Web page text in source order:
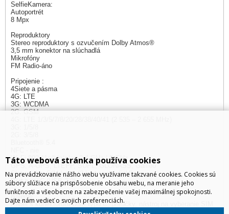
SelfieKamera:
Autoportrét
8 Mpx
Reproduktory
Stereo reproduktory s ozvučením Dolby Atmos®
3,5 mm konektor na slúchadlá
Mikrofóny
FM Radio-áno
Pripojenie :
4Siete a pásma
4G: LTE
3G: WCDMA
2G: GSM
Wi-Fi 802.11a/b/g/n/ac 2,4 GHz | 5 GHz
GPS, A-GPS, LTEPP, SUPL, GLONASS, Galileo
Slot na dve SIM karty (2 karty nano SIM)
Port typu C (USB 2.0)
Balenie:
Kábel s konektorom USB typu C, príručky, nástroj na vyberanie SIM
Táto webová stránka používa cookies
Na prevádzkovanie nášho webu využívame takzvané cookies. Cookies sú
súbory slúžiace na prispôsobenie obsahu webu, na meranie jeho
funkčnosti a všeobecne na zabezpečenie vašej maximálnej spokojnosti.
Dajte nám vedieť o svojich preferenciách.